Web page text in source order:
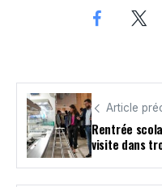
Article
Rentrée
visite dans